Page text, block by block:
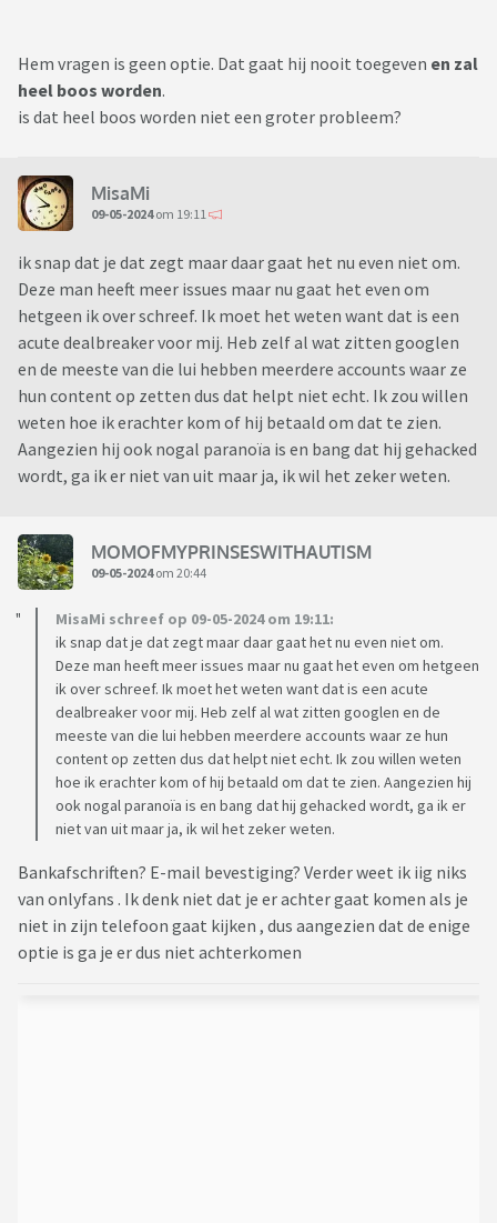
Hem vragen is geen optie. Dat gaat hij nooit toegeven en zal
heel boos worden.
is dat heel boos worden niet een groter probleem?
MisaMi
09-05-2024om 19:11
ik snap dat je dat zegt maar daar gaat het nu even niet om.
Deze man heeft meer issues maar nu gaat het even om
hetgeen ik over schreef. Ik moet het weten want dat is een
acute dealbreaker voor mij. Heb zelf al wat zitten googlen
en de meeste van die lui hebben meerdere accounts waar ze
hun content op zetten dus dat helpt niet echt. Ik zou willen
weten hoe ik erachter kom of hij betaald om dat te zien.
Aangezien hij ook nogal paranoïa is en bang dat hij gehacked
wordt, ga ik er niet van uit maar ja, ik wil het zeker weten.
MOMOFMYPRINSESWITHAUTISM
09-05-2024om 20:44
MisaMi schreef op 09-05-2024 om 19:11:
ik snap dat je dat zegt maar daar gaat het nu even niet om.
Deze man heeft meer issues maar nu gaat het even om hetgeen
ik over schreef. Ik moet het weten want dat is een acute
dealbreaker voor mij. Heb zelf al wat zitten googlen en de
meeste van die lui hebben meerdere accounts waar ze hun
content op zetten dus dat helpt niet echt. Ik zou willen weten
hoe ik erachter kom of hij betaald om dat te zien. Aangezien hij
ook nogal paranoïa is en bang dat hij gehacked wordt, ga ik er
niet van uit maar ja, ik wil het zeker weten.
Bankafschriften? E-mail bevestiging? Verder weet ik iig niks
van onlyfans . Ik denk niet dat je er achter gaat komen als je
niet in zijn telefoon gaat kijken , dus aangezien dat de enige
optie is ga je er dus niet achterkomen